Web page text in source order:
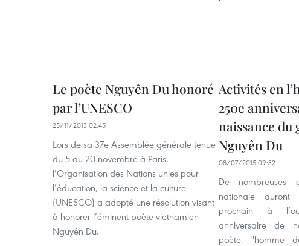
Le poète Nguyên Du honoré
par l’UNESCO
25/11/2013 02:45
Lors de sa 37e Assemblée générale tenue
du 5 au 20 novembre à Paris,
l’Organisation des Nations unies pour
l’éducation, la science et la culture
(UNESCO) a adopté une résolution visant
à honorer l’éminent poète vietnamien
Nguyên Du.
Activités en
250e
naissance du
Nguyên Du
08/07/2015 09:32
De nombreuses
nationale
prochain à
anniversaire de
poète, "homme